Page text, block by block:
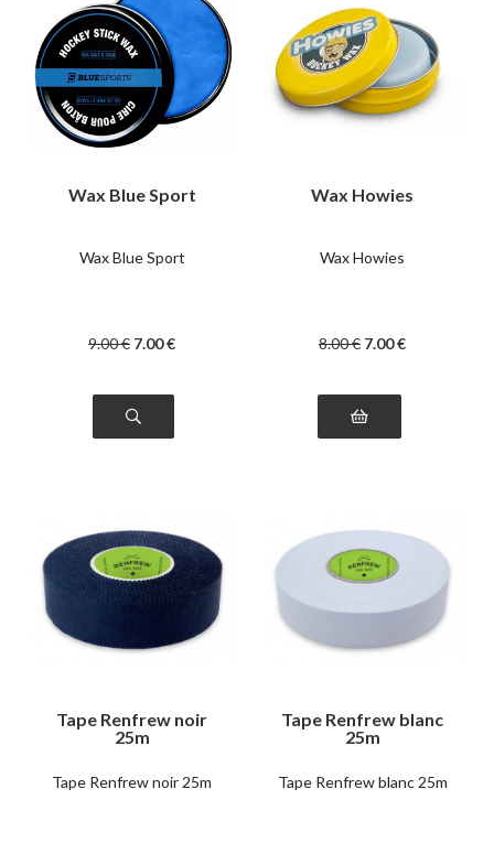
Wax Blue Sport
Wax Blue Sport
9.00€ 7.00€
Wax Howies
Wax Howies
8.00€ 7.00€
Tape Renfrew noir
25m
Tape Renfrew noir 25m
Tape Renfrew blanc
25m
Tape Renfrew blanc 25m